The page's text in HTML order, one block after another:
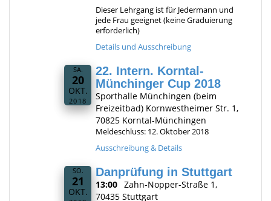
Dieser Lehrgang ist für Jedermann und
jede Frau geeignet (keine Graduierung
erforderlich)
Details und Ausschreibung
SA.
20
OKT.
2018
22. Intern. Korntal-
Münchinger Cup 2018
Sporthalle Münchingen (beim
Freizeitbad) Kornwestheimer Str. 1,
70825 Korntal-Münchingen
Meldeschluss: 12. Oktober 2018
Ausschreibung & Details
SO.
21
OKT.
Danprüfung in Stuttgart
13:00 Zahn-Nopper-Straße 1,
70435 Stuttgart